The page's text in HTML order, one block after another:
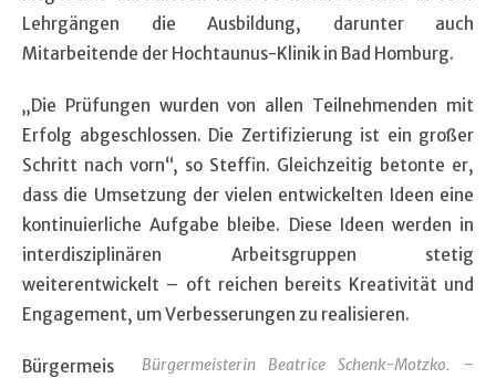
Lehrgängen die Ausbildung, darunter auch
Mitarbeitende der Hochtaunus-Klinik in Bad Homburg.
„Die Prüfungen wurden von allen Teilnehmenden mit
Erfolg abgeschlossen. Die Zertifizierung ist ein großer
Schritt nach vorn“, so Steffin. Gleichzeitig betonte er,
dass die Umsetzung der vielen entwickelten Ideen eine
kontinuierliche Aufgabe bleibe. Diese Ideen werden in
interdisziplinären Arbeitsgruppen stetig
weiterentwickelt – oft reichen bereits Kreativität und
Engagement, um Verbesserungen zu realisieren.
Bürgermeisterin Beatrice Schenk-Motzko. –
Bürgermeis